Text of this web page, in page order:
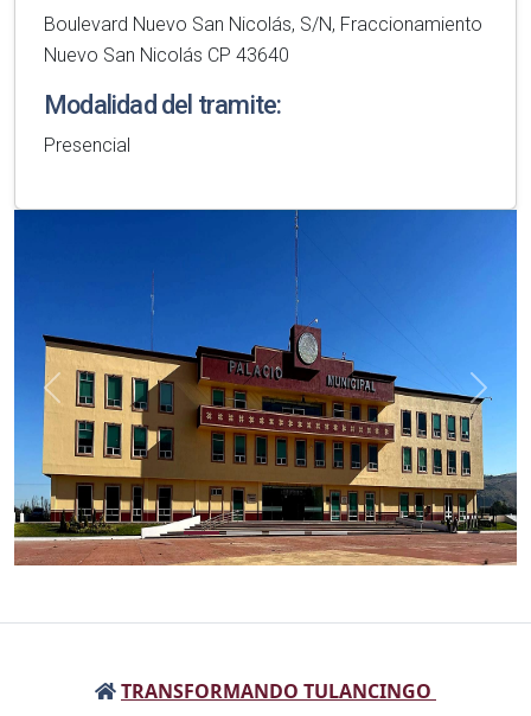
Boulevard Nuevo San Nicolás, S/N, Fraccionamiento
Nuevo San Nicolás CP 43640
Modalidad del tramite:
Presencial
Anterior
TRANSFORMANDO TULANCINGO